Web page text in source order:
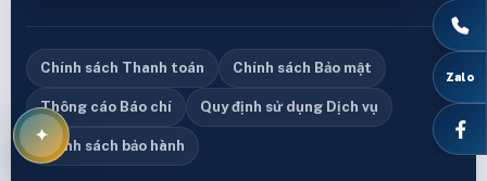
Chính sách Thanh toán Chính sách Bảo mật
Thông cáo Báo chí Quy định sử dụng Dịch vụ
Chính sách bảo hành